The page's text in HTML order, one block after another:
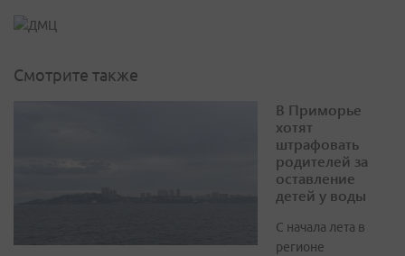
Смотрите также
В Приморье
хотят
штрафовать
родителей за
оставление
детей у воды
С начала лета в
регионе